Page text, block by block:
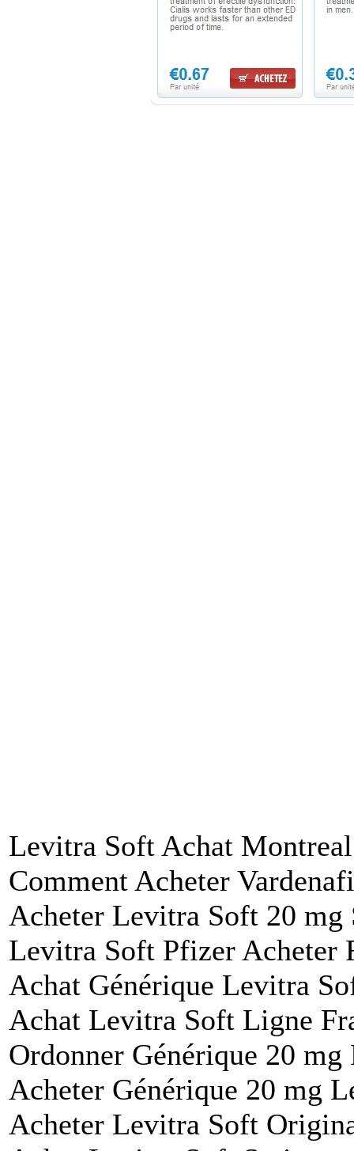
Levitra Soft Achat Montreal
Comment Acheter
Acheter Levitra Soft 20 mg
Levitra Soft Pfizer Acheter
Achat Générique Levitra
Achat Levitra Soft Ligne
Ordonner Générique 20
Acheter Générique 20 mg
Acheter Levitra Soft